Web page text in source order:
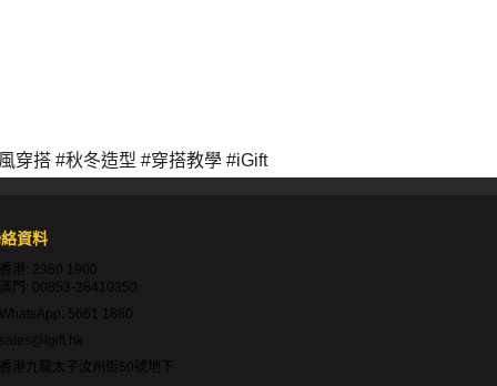
穿搭 #秋冬造型 #穿搭教學 #iGift
資料
香港: 2360 1900
澳門: 00853-28410350
WhatsApp: 5661 1880
sales@igift.hk
香港九龍太子汝州街50號地下